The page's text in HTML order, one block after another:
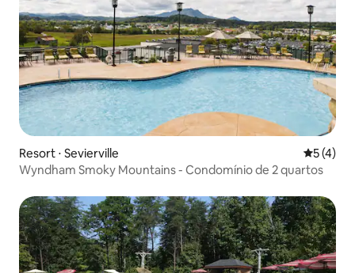
Resort ⋅ Sevierville 5 de
5 (4)
Wyndham Smoky Mountains - Condomínio de 2 quartos